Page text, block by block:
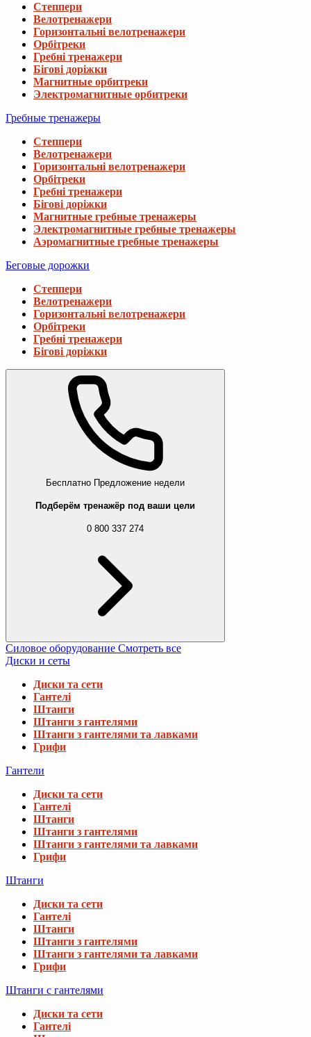
Степпери
Велотренажери
Горизонтальні велотренажери
Орбітреки
Гребні тренажери
Бігові доріжки
Магнитные орбитреки
Электромагнитные орбитреки
Гребные тренажеры
Степпери
Велотренажери
Горизонтальні велотренажери
Орбітреки
Гребні тренажери
Бігові доріжки
Магнитные гребные тренажеры
Электромагнитные гребные тренажеры
Аэромагнитные гребные тренажеры
Беговые дорожки
Степпери
Велотренажери
Горизонтальні велотренажери
Орбітреки
Гребні тренажери
Бігові доріжки
Бесплатно Предложение недели
Подберём тренажёр под ваши цели
0 800 337 274
Силовое оборудование Смотреть все
Диски и сеты
Диски та сети
Гантелі
Штанги
Штанги з гантелями
Штанги з гантелями та лавками
Грифи
Гантели
Диски та сети
Гантелі
Штанги
Штанги з гантелями
Штанги з гантелями та лавками
Грифи
Штанги
Диски та сети
Гантелі
Штанги
Штанги з гантелями
Штанги з гантелями та лавками
Грифи
Штанги с гантелями
Диски та сети
Гантелі